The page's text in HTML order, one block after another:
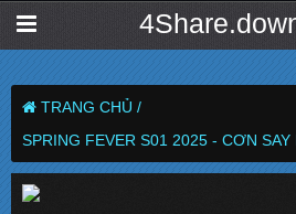
TRANG CHỦ /
SPRING FEVER S01 2025 - CƠN SAY